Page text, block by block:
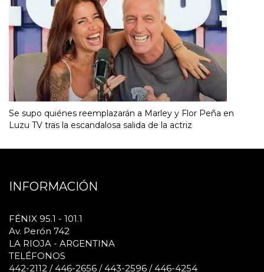
Se supo quiénes reemplazarán a Marley y Flor Peña en
Luzu TV tras la escandalosa salida de la actriz
INFORMACIÓN
FÉNIX 95.1 - 101.1
Av. Perón 742
LA RIOJA - ARGENTINA
TELÉFONOS
442-2112 / 446-2656 / 443-2596 / 446-4254